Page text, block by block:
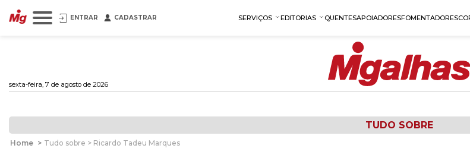
ENTRAR CADASTRAR SERVIÇOS EDITORIAS QUENTESAPOIADORESFOMENTADORES
sexta-feira, 7 de agosto de 2026
TUDO SOBRE
Home > Tudo sobre > Ricardo Tadeu Marques